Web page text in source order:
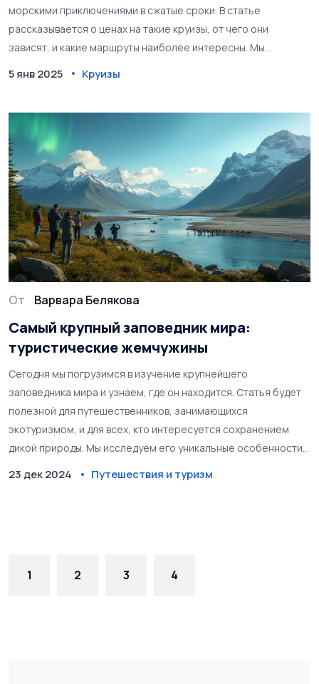
морскими приключениями в сжатые сроки. В статье
рассказывается о ценах на такие круизы, от чего они
зависят, и какие маршруты наиболее интересны. Мы
круиза и как можно сэкономить. Также дано несколько
5 янв 2025 Круизы
От Варвара Белякова
Самый крупный заповедник мира:
туристические жемчужины
Сегодня мы погрузимся в изучение крупнейшего
заповедника мира и узнаем, где он находится. Статья будет
полезной для путешественников, занимающихся
экотуризмом, и для всех, кто интересуется сохранением
дикой природы. Мы исследуем его уникальные особенности,
вдохновить вас на посещение этих необычайных уголков
23 дек 2024 Путешествия и туризм
1 2 3 4